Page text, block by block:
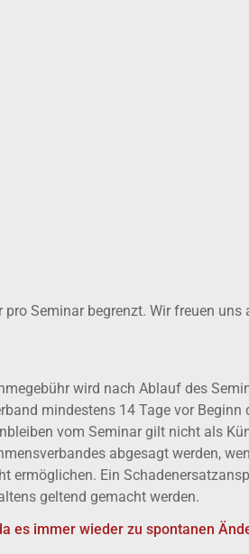
Seminar begrenzt. Wir freuen uns
wird nach Ablauf des
mindestens 14 Tage vor Beginn
vom Seminar gilt nicht als
abgesagt werden,
ermöglichen. Ein
geltend gemacht werden.
es immer wieder zu spontanen